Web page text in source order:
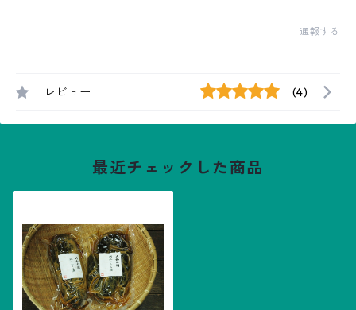
通報する
レビュー (4)
最近チェックした商品